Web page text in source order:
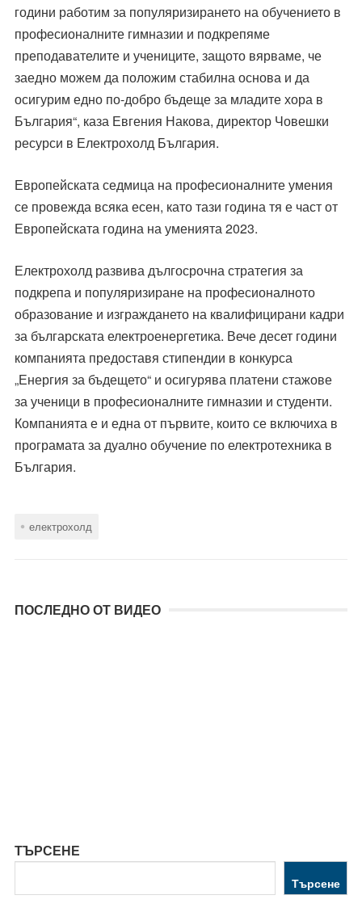
години работим за популяризирането на обучението в
професионалните гимназии и подкрепяме
преподавателите и учениците, защото вярваме, че
заедно можем да положим стабилна основа и да
осигурим едно по-добро бъдеще за младите хора в
България“, каза Евгения Накова, директор Човешки
ресурси в Електрохолд България.
Европейската седмица на професионалните умения
се провежда всяка есен, като тази година тя е част от
Европейската година на уменията 2023.
Електрохолд развива дългосрочна стратегия за
подкрепа и популяризиране на професионалното
образование и изграждането на квалифицирани кадри
за българската електроенергетика. Вече десет години
компанията предоставя стипендии в конкурса
„Енергия за бъдещето“ и осигурява платени стажове
за ученици в професионалните гимназии и студенти.
Компанията е и една от първите, които се включиха в
програмата за дуално обучение по електротехника в
България.
електрохолд
ПОСЛЕДНО ОТ ВИДЕО
ТЪРСЕНЕ
Търсене